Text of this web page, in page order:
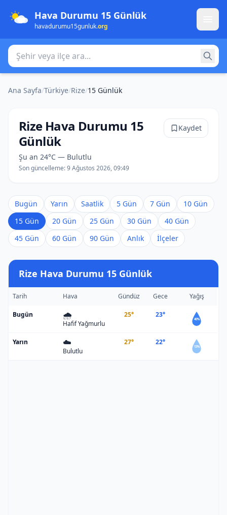
Hava Durumu 15 Günlük
havadurumu15gunluk.org
Şehir veya ilçe ara
Ana Sayfa/Türkiye/Rize/15 Günlük
Rize Hava Durumu 15
Günlük
Şu an 24°C — Bulutlu
Son güncelleme:9 Ağustos 2026, 09:49
Kaydet
Bugün Yarın Saatlik 5 Gün 7 Gün
10 Gün
15 Gün
20 Gün 25 Gün 30 Gün
40 Gün
45 Gün
60 Gün 90 Gün Anlık İlçeler
Rize Hava Durumu 15 Günlük
Tarih Hava Gündüz Gece Yağış
Bugün 🌧️
Hafif Yağmurlu
25° 23°
40%
Yarın ☁️
Bulutlu
27° 22°
13%